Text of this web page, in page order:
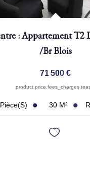
/brBlois
71 500 €
Pièce(s) 30 M²